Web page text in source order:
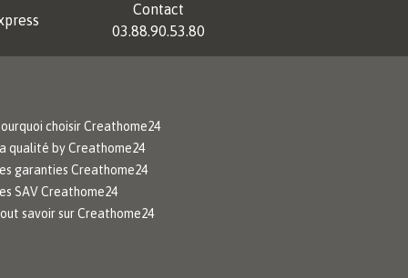
Contact
03.88.90.53.80
choisir Creathome24
qualité by Creathome24
garanties Creathome24
SAV Creathome24
savoir sur Creathome24